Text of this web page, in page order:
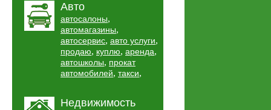
Авто
автосалоны,
автомагазины,
автосервис, авто услуги,
продаю, куплю, аренда,
автошколы, прокат
автомобилей, такси,
Недвижимость